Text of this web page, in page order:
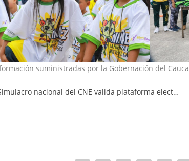
suministradas por la Gobernación del Cauca
nacional del CNE valida plataforma elect…